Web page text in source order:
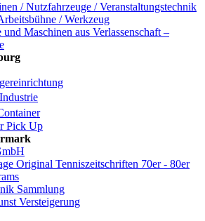
/ Nutzfahrzeuge / Veranstaltungstechnik
/ Werkzeug
und Maschinen aus Verlassenschaft –
Pick Up
Original Tenniszeitschriften 70er - 80er
Sammlung
Versteigerung